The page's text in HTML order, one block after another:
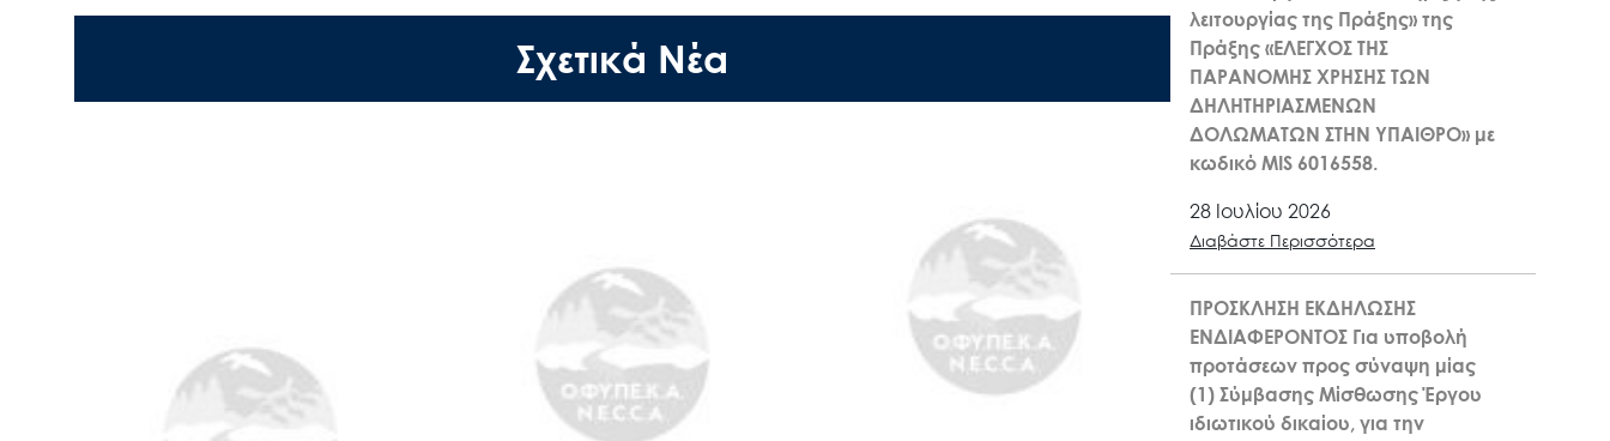
Άξονες δράσης
Επικοινωνία
Σχετικά Νέα
λειτουργίας της Πράξης» της
Πράξης «ΕΛΕΓΧΟΣ ΤΗΣ
ΠΑΡΑΝΟΜΗΣ ΧΡΗΣΗΣ ΤΩΝ
ΔΗΛΗΤΗΡΙΑΣΜΕΝΩΝ
ΔΟΛΩΜΑΤΩΝ ΣΤΗΝ ΥΠΑΙΘΡΟ» με
κωδικό MIS 6016558.
28 Ιουλίου 2026
Διαβάστε Περισσότερα
ΠΡΟΣΚΛΗΣΗ ΕΚΔΗΛΩΣΗΣ
ΕΝΔΙΑΦΕΡΟΝΤΟΣ Για υποβολή
προτάσεων προς σύναψη μίας
(1) Σύμβασης Μίσθωσης Έργου
ιδιωτικού δικαίου, για την